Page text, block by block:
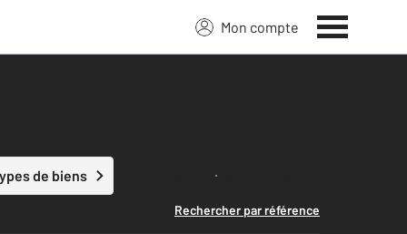
Mon compte
de biens Lancer ma recherche
Rechercher par référence